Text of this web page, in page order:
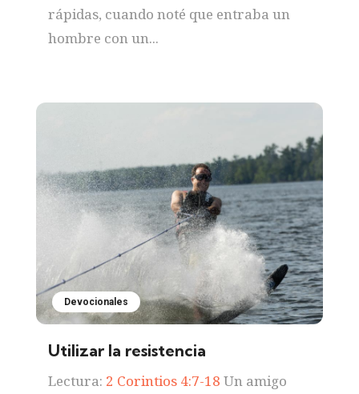
rápidas, cuando noté que entraba un
hombre con un...
Devocionales
Utilizar la resistencia
Lectura: 2 Corintios 4:7-18 Un amigo